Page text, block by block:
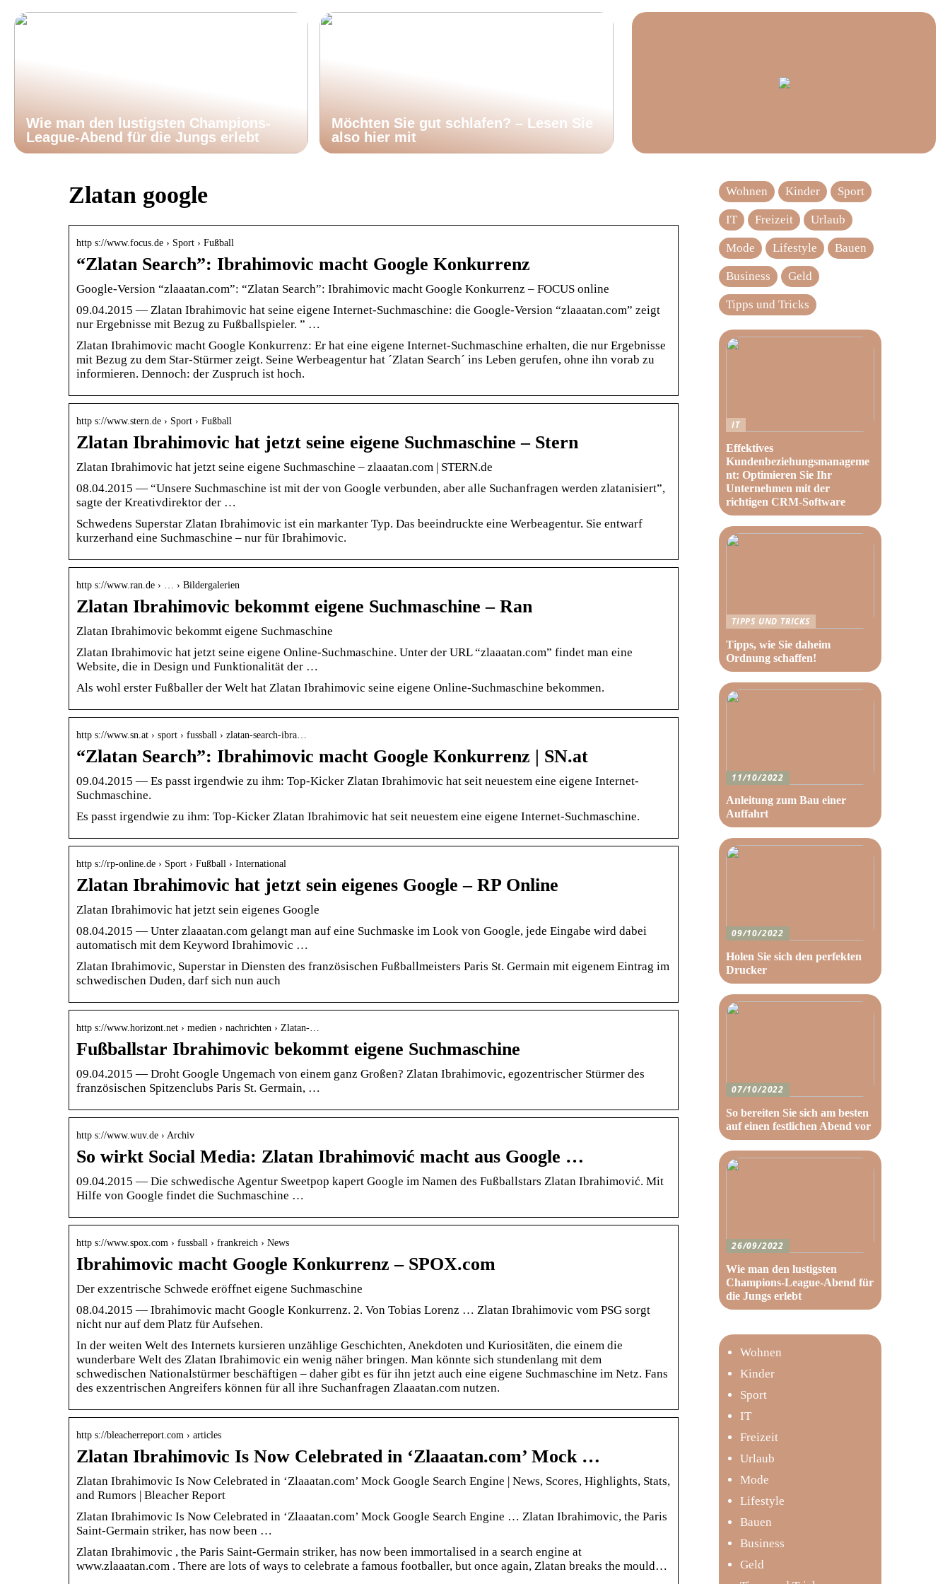
Wie man den lustigsten Champions-
League-Abend für die Jungs erlebt
Möchten Sie gut schlafen? – Lesen Sie
also hier mit
Zlatan google
http s://www.focus.de › Sport › Fußball
“Zlatan Search”: Ibrahimovic macht Google Konkurrenz
Google-Version “zlaaatan.com”: “Zlatan Search”: Ibrahimovic macht Google Konkurrenz – FOCUS online
09.04.2015 — Zlatan Ibrahimovic hat seine eigene Internet-Suchmaschine: die Google-Version “zlaaatan.com” zeigt
nur Ergebnisse mit Bezug zu Fußballspieler. ” …
Zlatan Ibrahimovic macht Google Konkurrenz: Er hat eine eigene Internet-Suchmaschine erhalten, die nur Ergebnisse
mit Bezug zu dem Star-Stürmer zeigt. Seine Werbeagentur hat ´Zlatan Search´ ins Leben gerufen, ohne ihn vorab zu
informieren. Dennoch: der Zuspruch ist hoch.
http s://www.stern.de › Sport › Fußball
Zlatan Ibrahimovic hat jetzt seine eigene Suchmaschine – Stern
Zlatan Ibrahimovic hat jetzt seine eigene Suchmaschine – zlaaatan.com | STERN.de
08.04.2015 — “Unsere Suchmaschine ist mit der von Google verbunden, aber alle Suchanfragen werden zlatanisiert”,
sagte der Kreativdirektor der …
Schwedens Superstar Zlatan Ibrahimovic ist ein markanter Typ. Das beeindruckte eine Werbeagentur. Sie entwarf
kurzerhand eine Suchmaschine – nur für Ibrahimovic.
http s://www.ran.de › … › Bildergalerien
Zlatan Ibrahimovic bekommt eigene Suchmaschine – Ran
Zlatan Ibrahimovic bekommt eigene Suchmaschine
Zlatan Ibrahimovic hat jetzt seine eigene Online-Suchmaschine. Unter der URL “zlaaatan.com” findet man eine
Website, die in Design und Funktionalität der …
Als wohl erster Fußballer der Welt hat Zlatan Ibrahimovic seine eigene Online-Suchmaschine bekommen.
http s://www.sn.at › sport › fussball › zlatan-search-ibra…
“Zlatan Search”: Ibrahimovic macht Google Konkurrenz | SN.at
09.04.2015 — Es passt irgendwie zu ihm: Top-Kicker Zlatan Ibrahimovic hat seit neuestem eine eigene Internet-
Suchmaschine.
Es passt irgendwie zu ihm: Top-Kicker Zlatan Ibrahimovic hat seit neuestem eine eigene Internet-Suchmaschine.
http s://rp-online.de › Sport › Fußball › International
Zlatan Ibrahimovic hat jetzt sein eigenes Google – RP Online
Zlatan Ibrahimovic hat jetzt sein eigenes Google
08.04.2015 — Unter zlaaatan.com gelangt man auf eine Suchmaske im Look von Google, jede Eingabe wird dabei
automatisch mit dem Keyword Ibrahimovic …
Zlatan Ibrahimovic, Superstar in Diensten des französischen Fußballmeisters Paris St. Germain mit eigenem Eintrag im
schwedischen Duden, darf sich nun auch
http s://www.horizont.net › medien › nachrichten › Zlatan-…
Fußballstar Ibrahimovic bekommt eigene Suchmaschine
09.04.2015 — Droht Google Ungemach von einem ganz Großen? Zlatan Ibrahimovic, egozentrischer Stürmer des
französischen Spitzenclubs Paris St. Germain, …
http s://www.wuv.de › Archiv
So wirkt Social Media: Zlatan Ibrahimović macht aus Google …
09.04.2015 — Die schwedische Agentur Sweetpop kapert Google im Namen des Fußballstars Zlatan Ibrahimović. Mit
Hilfe von Google findet die Suchmaschine …
http s://www.spox.com › fussball › frankreich › News
Ibrahimovic macht Google Konkurrenz – SPOX.com
Der exzentrische Schwede eröffnet eigene Suchmaschine
08.04.2015 — Ibrahimovic macht Google Konkurrenz. 2. Von Tobias Lorenz … Zlatan Ibrahimovic vom PSG sorgt
nicht nur auf dem Platz für Aufsehen.
In der weiten Welt des Internets kursieren unzählige Geschichten, Anekdoten und Kuriositäten, die einem die
wunderbare Welt des Zlatan Ibrahimovic ein wenig näher bringen. Man könnte sich stundenlang mit dem
schwedischen Nationalstürmer beschäftigen – daher gibt es für ihn jetzt auch eine eigene Suchmaschine im Netz. Fans
des exzentrischen Angreifers können für all ihre Suchanfragen Zlaaatan.com nutzen.
http s://bleacherreport.com › articles
Zlatan Ibrahimovic Is Now Celebrated in ‘Zlaaatan.com’ Mock …
Zlatan Ibrahimovic Is Now Celebrated in ‘Zlaaatan.com’ Mock Google Search Engine | News, Scores, Highlights, Stats,
and Rumors | Bleacher Report
Zlatan Ibrahimovic Is Now Celebrated in ‘Zlaaatan.com’ Mock Google Search Engine … Zlatan Ibrahimovic, the Paris
Saint-Germain striker, has now been …
Zlatan Ibrahimovic , the Paris Saint-Germain striker, has now been immortalised in a search engine at
www.zlaaatan.com . There are lots of ways to celebrate a famous footballer, but once again, Zlatan breaks the mould…
Wohnen Kinder Sport
IT Freizeit Urlaub
Mode Lifestyle Bauen
Business Geld
Tipps und Tricks
IT
Effektives
Kundenbeziehungsmanageme
nt: Optimieren Sie Ihr
Unternehmen mit der
richtigen CRM-Software
TIPPS UND TRICKS
Tipps, wie Sie daheim
Ordnung schaffen!
11/10/2022
Anleitung zum Bau einer
Auffahrt
09/10/2022
Holen Sie sich den perfekten
Drucker
07/10/2022
So bereiten Sie sich am besten
auf einen festlichen Abend vor
26/09/2022
Wie man den lustigsten
Champions-League-Abend für
die Jungs erlebt
Wohnen
Kinder
Sport
IT
Freizeit
Urlaub
Mode
Lifestyle
Bauen
Business
Geld